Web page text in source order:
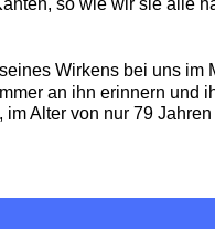
so wie wir sie alle
Wirkens bei uns im
an ihn erinnern und
Alter von nur 79